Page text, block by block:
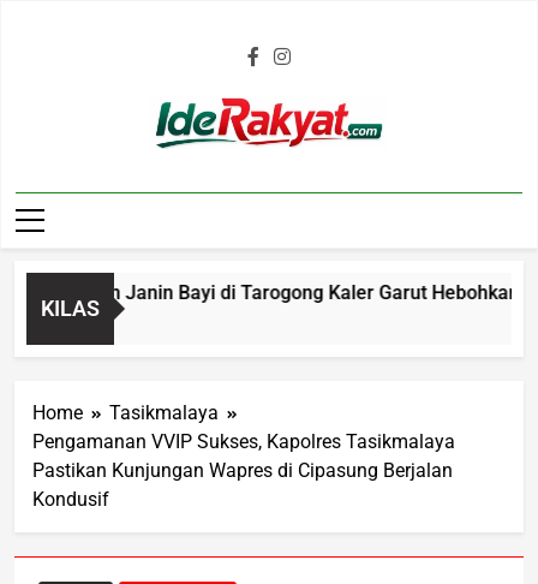
Iderakyat.com
KILAS
Janin Bayi di Tarogong Kaler Garut Hebohkan
Home
Tasikmalaya
Pengamanan VVIP Sukses, Kapolres Tasikmalaya
Pastikan Kunjungan Wapres di Cipasung Berjalan
Kondusif